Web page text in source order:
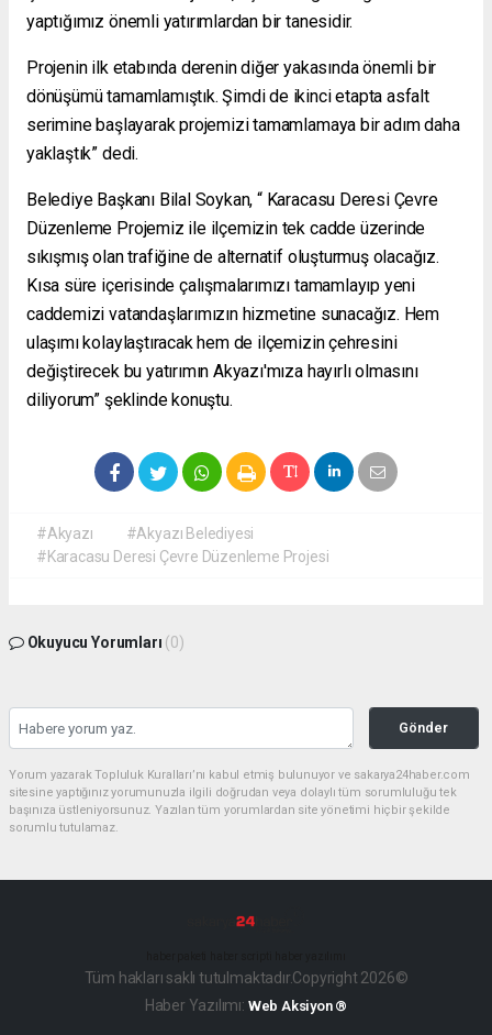
yaptığımız önemli yatırımlardan bir tanesidir.
Projenin ilk etabında derenin diğer yakasında önemli bir
dönüşümü tamamlamıştık. Şimdi de ikinci etapta asfalt
serimine başlayarak projemizi tamamlamaya bir adım daha
yaklaştık” dedi.
Belediye Başkanı Bilal Soykan, “ Karacasu Deresi Çevre
Düzenleme Projemiz ile ilçemizin tek cadde üzerinde
sıkışmış olan trafiğine de alternatif oluşturmuş olacağız.
Kısa süre içerisinde çalışmalarımızı tamamlayıp yeni
caddemizi vatandaşlarımızın hizmetine sunacağız. Hem
ulaşımı kolaylaştıracak hem de ilçemizin çehresini
değiştirecek bu yatırımın Akyazı'mıza hayırlı olmasını
diliyorum” şeklinde konuştu.
#Akyazı
#Akyazı Belediyesi
#Karacasu Deresi Çevre Düzenleme Projesi
Okuyucu Yorumları (0)
Gönder
Yorum yazarak Topluluk Kuralları’nı kabul etmiş bulunuyor ve sakarya24haber.com
sitesine yaptığınız yorumunuzla ilgili doğrudan veya dolaylı tüm sorumluluğu tek
başınıza üstleniyorsunuz. Yazılan tüm yorumlardan site yönetimi hiçbir şekilde
sorumlu tutulamaz.
Tüm hakları saklı tutulmaktadır.Copyright 2026©
Haber Yazılımı: Web Aksiyon ®